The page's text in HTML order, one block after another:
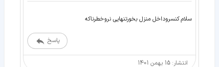
سلام کنسروداخل منزل بخورتنهایی نروخطرناکه
پاسخ
انتشار: 15 بهمن 1401